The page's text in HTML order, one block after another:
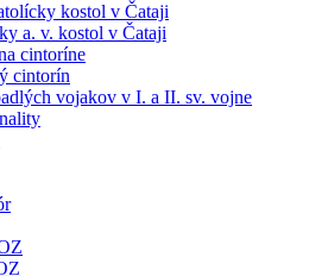
kostol v Čataji
a. v. kostol v Čataji
cintoríne
cintorín
vojakov v I. a II. sv. vojne